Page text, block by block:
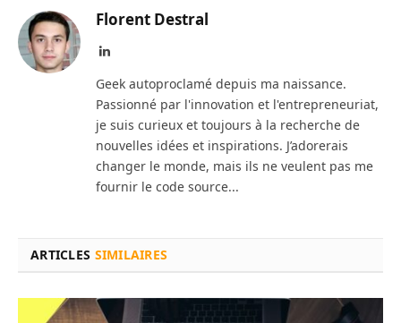
Florent Destral
LinkedIn
Geek autoproclamé depuis ma naissance.
Passionné par l'innovation et l'entrepreneuriat,
je suis curieux et toujours à la recherche de
nouvelles idées et inspirations. J’adorerais
changer le monde, mais ils ne veulent pas me
fournir le code source...
ARTICLES SIMILAIRES